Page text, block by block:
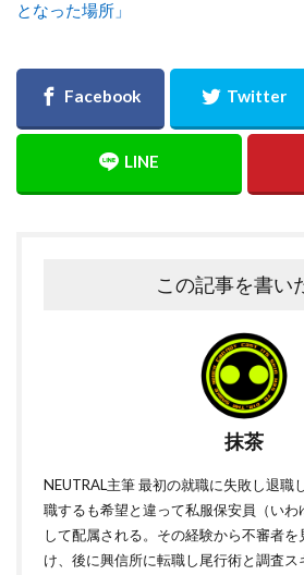
となった場所」
この記事を書い
抹茶
NEUTRAL主筆 最初の就職に失敗し退職
職するも希望と違って私服保安員（いわ
して配属される。その経験から不審者
け、後に興信所に転職し尾行術と調査ス